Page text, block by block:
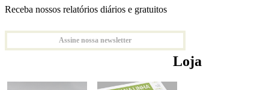
Receba nossos relatórios diários e gratuitos
Assine nossa newsletter
Loja